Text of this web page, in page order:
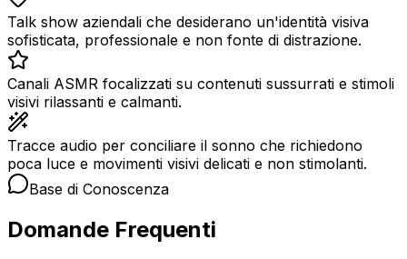
Talk show aziendali che desiderano un'identità visiva
sofisticata, professionale e non fonte di distrazione.
Canali ASMR focalizzati su contenuti sussurrati e stimoli
visivi rilassanti e calmanti.
Tracce audio per conciliare il sonno che richiedono
poca luce e movimenti visivi delicati e non stimolanti.
Base di Conoscenza
Domande Frequenti